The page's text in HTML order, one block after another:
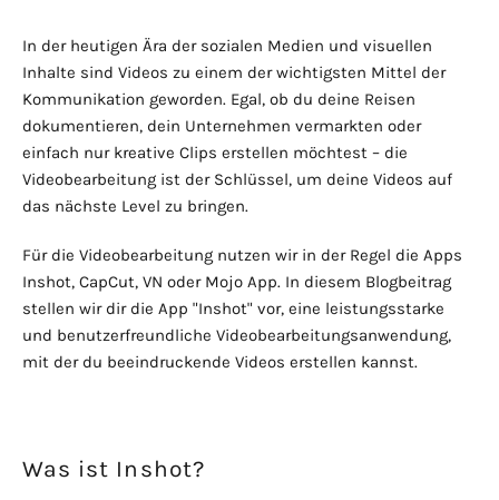
In der heutigen Ära der sozialen Medien und visuellen
Inhalte sind Videos zu einem der wichtigsten Mittel der
Kommunikation geworden. Egal, ob du deine Reisen
dokumentieren, dein Unternehmen vermarkten oder
einfach nur kreative Clips erstellen möchtest – die
Videobearbeitung ist der Schlüssel, um deine Videos auf
das nächste Level zu bringen.
Für die Videobearbeitung nutzen wir in der Regel die Apps
Inshot, CapCut, VN oder Mojo App. In diesem Blogbeitrag
stellen wir dir die App "Inshot" vor, eine leistungsstarke
und benutzerfreundliche Videobearbeitungsanwendung,
mit der du beeindruckende Videos erstellen kannst.
Was ist Inshot?